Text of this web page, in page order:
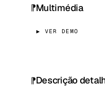
Multimédia
▶ VER DEMO
Descrição